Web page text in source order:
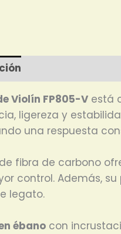
Violín FP805-V está
ligereza y
una respuesta
fibra de carbono
control. Además,
legato.
ébano con